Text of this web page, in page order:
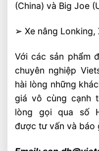
(China) và Big Joe
➢ Xe nâng Lonking,
Với các sản phẩm
chuyên nghiệp
hài lòng những
giá vô cùng cạnh
lòng gọi qua số
được tư vấn và báo